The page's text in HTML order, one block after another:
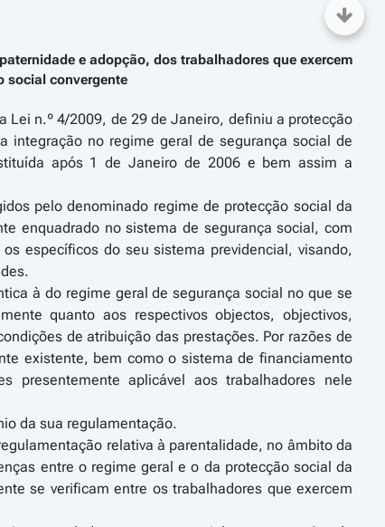
e adopção, dos trabalhadores que exercem
social convergente
Lei n.º 4/2009, de 29 de Janeiro, definiu a protecção
integração no regime geral de segurança social de
após 1 de Janeiro de 2006 e bem assim a
pelo denominado regime de protecção social da
enquadrado no sistema de segurança social, com
específicos do seu sistema previdencial, visando,
à do regime geral de segurança social no que se
quanto aos respectivos objectos, objectivos,
de atribuição das prestações. Por razões de
existente, bem como o sistema de financiamento
presentemente aplicável aos trabalhadores nele
da sua regulamentação.
relativa à parentalidade, no âmbito da
entre o regime geral e o da protecção social da
se verificam entre os trabalhadores que exercem